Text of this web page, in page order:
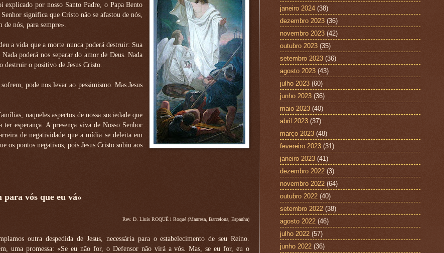
por nosso Santo Padre, o Papa Bento
significa que Cristo não se afastou de nós,
nós, para sempre».
a vida que a morte nunca poderá destruir: Sua
poderá nos separar do amor de Deus. Nada
destruir o positivo de Jesus Cristo.
pode nos levar ao pessimismo. Mas Jesus
naqueles aspectos de nossa sociedade que
ter esperança. A presença viva de Nosso Senhor
de negatividade que a mídia se deleita em
os pontos negativos, pois Jesus Cristo subiu aos
para vós que eu vá»
Rev. D. Lluís ROQUÉ i Roqué (Manresa, Barcelona, Espanha)
outra despedida de Jesus, necessária para o estabelecimento de seu Reino.
uma promessa: «Se eu não for, o Defensor não virá a vós. Mas, se eu for, eu o
janeiro 2024 (38)
dezembro 2023 (36)
novembro 2023 (42)
outubro 2023 (35)
setembro 2023 (36)
agosto 2023 (43)
julho 2023 (60)
junho 2023 (36)
maio 2023 (40)
abril 2023 (37)
março 2023 (48)
fevereiro 2023 (31)
janeiro 2023 (41)
dezembro 2022 (3)
novembro 2022 (64)
outubro 2022 (40)
setembro 2022 (38)
agosto 2022 (46)
julho 2022 (57)
junho 2022 (36)